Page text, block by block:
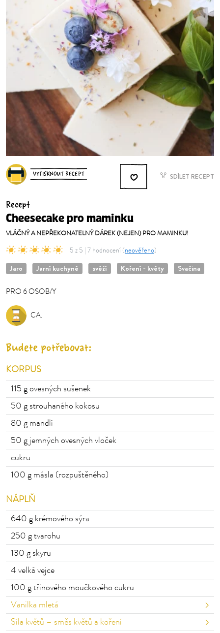
VYTISKNOUT RECEPT SDÍLET RECEPT
Recept
Cheesecake pro maminku
VLÁČNÝ A NEPŘEKONATELNÝ DÁREK (NEJEN) PRO MAMINKU!
5 z 5 | 7 hodnocení (neověřeno)
Jaro Jarní kuchyně svěží Koření - květy Svačina
PRO6OSOB/Y
OSOB/Y
CA.
Budete potřebovat:
KORPUS
115 g ovesných sušenek
50 g strouhaného kokosu
80 g mandlí
50 g jemných ovesných vloček
cukru
100 g másla (rozpuštěného)
NÁPLŇ
640 g krémového sýra
250 g tvarohu
130 g skyru
4 velká vejce
100 g třinového moučkového cukru
Vanilka mletá
Síla květů – směs květů a koření